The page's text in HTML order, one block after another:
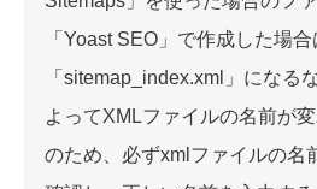
「Yoast SEO」で作成した場合
「sitemap_index.xml」になる
よってXMLファイルの名前が
のため、必ずxmlファイルの名